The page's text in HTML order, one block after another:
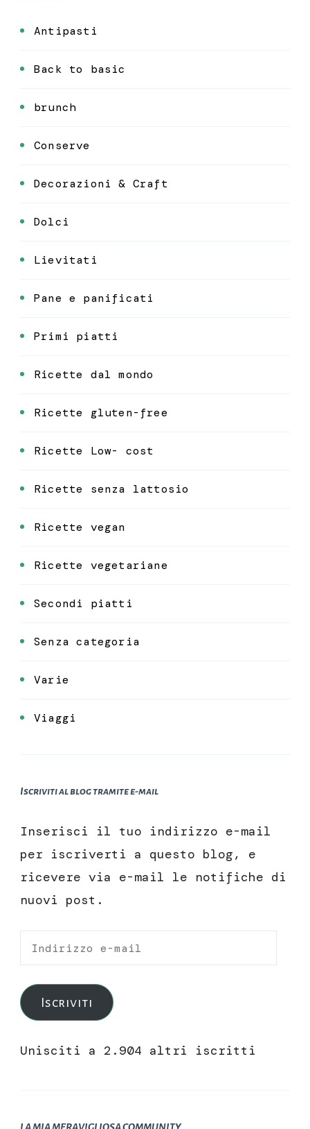
Antipasti
Back to basic
brunch
Conserve
Decorazioni & Craft
Dolci
Lievitati
Pane e panificati
Primi piatti
Ricette dal mondo
Ricette gluten-free
Ricette Low- cost
Ricette senza lattosio
Ricette vegan
Ricette vegetariane
Secondi piatti
Senza categoria
Varie
Viaggi
Iscriviti al blog tramite e-mail
Inserisci il tuo indirizzo e-mail
per iscriverti a questo blog, e
ricevere via e-mail le notifiche di
nuovi post.
Indirizzo
mail
Iscriviti
Unisciti a 2.904 altri iscritti